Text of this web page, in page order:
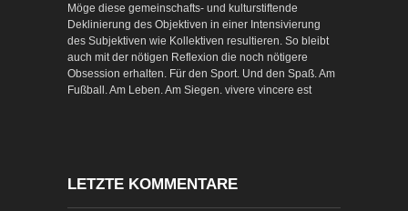
Möge diese gemeinschafts- und kulturstiftende
Deklinierung des Objektiven in einer Intensivierung
des Subjektiven wie Kollektiven resultieren. So bleibt
auch mit der nötigen Reflexion die noch nötigere
Obsession erhalten. Für den Sport. Und den Spaß. Am
Fußball. Am Leben. Am Siegen. vivere vincere est
LETZTE KOMMENTARE